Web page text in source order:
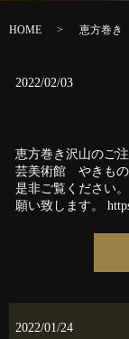
HOME 恵方巻き
2022/02/03
恵方巻き沢山のご
芸美術館 やきもの
是非ご覧ください
願い致します。
2022/01/24